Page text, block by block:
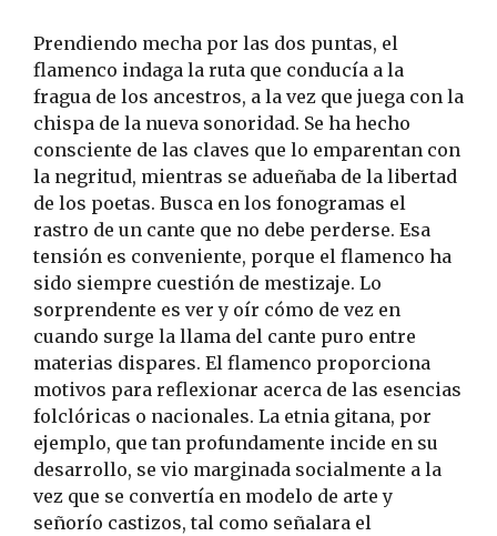
Prendiendo mecha por las dos puntas, el
flamenco indaga la ruta que conducía a la
fragua de los ancestros, a la vez que juega con la
chispa de la nueva sonoridad. Se ha hecho
consciente de las claves que lo emparentan con
la negritud, mientras se adueñaba de la libertad
de los poetas. Busca en los fonogramas el
rastro de un cante que no debe perderse. Esa
tensión es conveniente, porque el flamenco ha
sido siempre cuestión de mestizaje. Lo
sorprendente es ver y oír cómo de vez en
cuando surge la llama del cante puro entre
materias dispares. El flamenco proporciona
motivos para reflexionar acerca de las esencias
folclóricas o nacionales. La etnia gitana, por
ejemplo, que tan profundamente incide en su
desarrollo, se vio marginada socialmente a la
vez que se convertía en modelo de arte y
señorío castizos, tal como señalara el